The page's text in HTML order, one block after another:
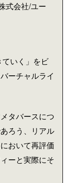
式会社/ユー
いく」をビ
ーチャルライ
タバースにつ
ろう、リアル
おいて再評価
ーと実際にそ